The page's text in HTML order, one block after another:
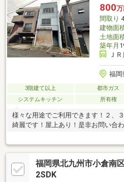
800万
間取り
建物面
土地面
築年月
Ｊ
福岡
3階建て以上 都市ガス
システムキッチン
所有権
様々な用途でご利用できます！２、
綺麗です！屋上あり！是非お問い合
福岡県北九州市小倉南
2SDK